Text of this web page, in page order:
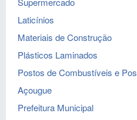
Laticínios
Materiais de Construção
Plásticos Laminados
Postos de Combustíveis e
Açougue
Prefeitura Municipal